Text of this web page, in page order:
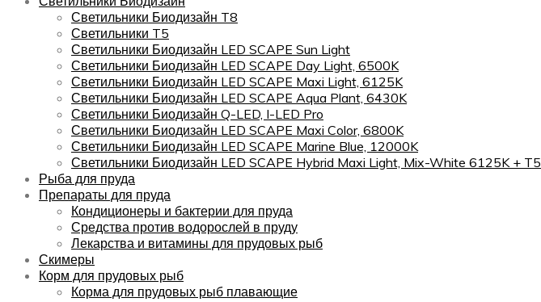
Светильники Биодизайн T8
Светильники T5
Светильники Биодизайн LED SCAPE Sun Light
Светильники Биодизайн LED SCAPE Day Light, 6500K
Светильники Биодизайн LED SCAPE Maxi Light, 6125K
Светильники Биодизайн LED SCAPE Aqua Plant, 6430K
Светильники Биодизайн Q-LED, I-LED Pro
Светильники Биодизайн LED SCAPE Maxi Color, 6800K
Светильники Биодизайн LED SCAPE Marine Blue, 12000K
Светильники Биодизайн LED SCAPE Hybrid Maxi Light, Mix-White 6125K + T5
Рыба для пруда
Препараты для пруда
Кондиционеры и бактерии для пруда
Средства против водорослей в пруду
Лекарства и витамины для прудовых рыб
Скимеры
Корм для прудовых рыб
Корма для прудовых рыб плавающие